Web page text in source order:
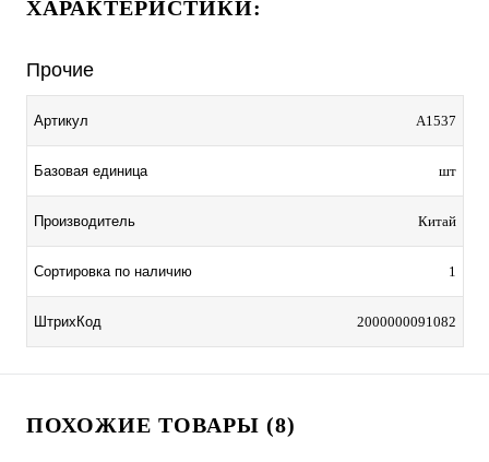
ХАРАКТЕРИСТИКИ:
Прочие
Артикул A1537
Базовая единица шт
Производитель Китай
Сортировка по наличию 1
ШтрихКод 2000000091082
ПОХОЖИЕ ТОВАРЫ (8)